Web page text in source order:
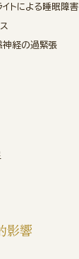
イトによる睡眠障害
神経の過緊張
影響